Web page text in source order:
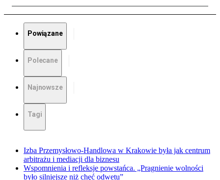
Powiązane
Polecane
Najnowsze
Tagi
Izba Przemysłowo-Handlowa w Krakowie była jak centrum
arbitrażu i mediacji dla biznesu
Wspomnienia i refleksje powstańca. „Pragnienie wolności
było silniejsze niż chęć odwetu”